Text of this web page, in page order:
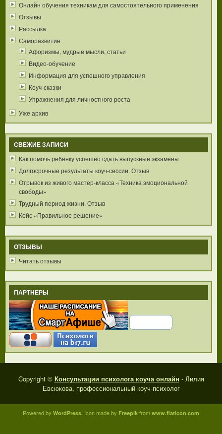
Онлайн обучения техникам для самостоятельного применения
Отзывы
Рассылка
Саморазвитие
Афоризмы, мудрые мысли, статьи
Видео-обучение
Информация для успешного управления
Коуч-сказки
Упражнения для личностного роста
Уже архив
СВЕЖИЕ ЗАПИСИ
Как помочь ребенку успешно сдать выпускные экзамены
Долгосрочные результаты коуч-сессии. Отзыв
Отрывок из живого мастер-класса «Техника эмоциональной
свободы»
Трудный период жизни. Отзыв
Кейс «Правильное решение»
ОТЗЫВЫ
Читать отзывы
ПАРТНЕРЫ
Copyright © Консультации психолога коуча онлайн - Лилия
Евсюкова, профессиональный коуч-психолог
Powered by WordPress. Icon made by Freepik from www.flaticon.com